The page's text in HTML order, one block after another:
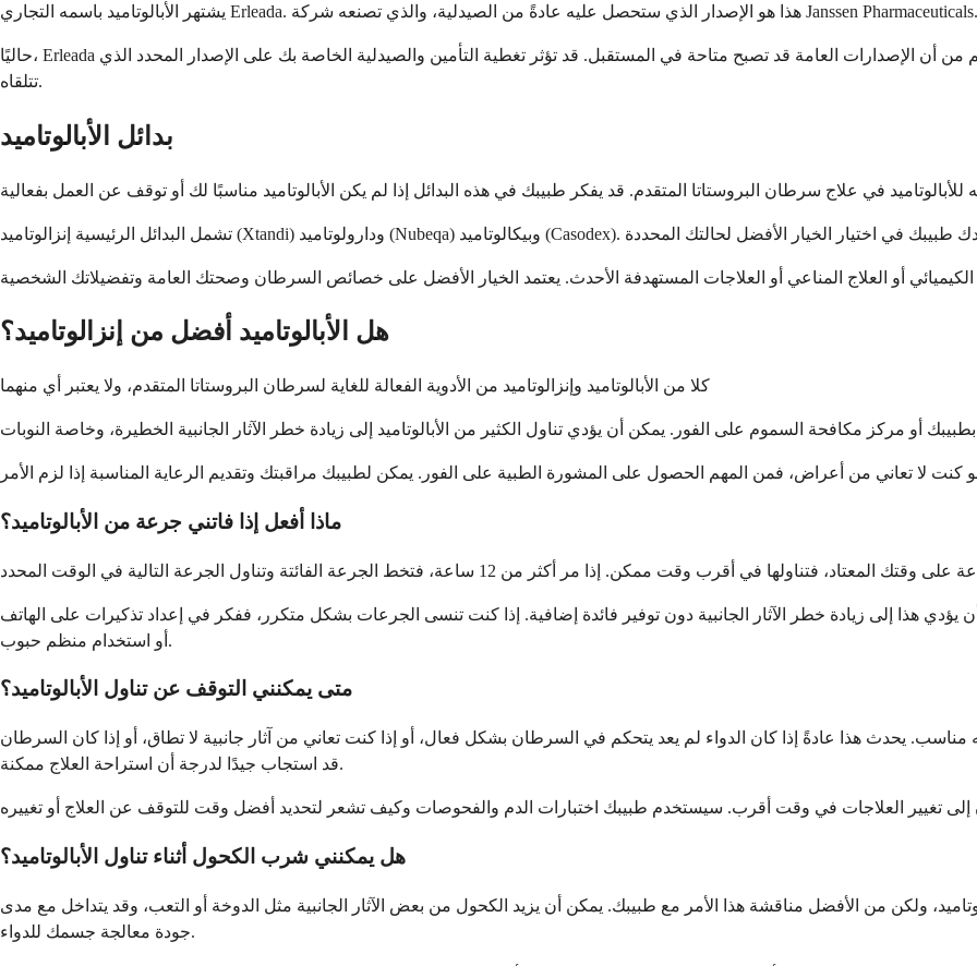
يشتهر الأبالوتاميد باسمه التجاري Erleada. هذا هو الإصدار الذي ستحصل عليه عادةً من الصيدلية، والذي تصنعه شركة Janssen Pharmaceuticals.
حاليًا، Erleada هو العلامة التجارية الأساسية المتوفرة في معظم البلدان، على الرغم من أن الإصدارات العامة قد تصبح متاحة في المستقبل. قد تؤثر تغطية التأمين والصيدلية الخاصة بك على الإصدار المحدد الذي
تتلقاه.
بدائل الأبالوتاميد
هل الأبالوتاميد أفضل من إنزالوتاميد؟
كلا من الأبالوتاميد وإنزالوتاميد من الأدوية الفعالة للغاية لسرطان البروستاتا المتقدم، ولا يعتبر أي منهما
ماذا أفعل إذا فاتني جرعة من الأبالوتاميد؟
يؤدي هذا إلى زيادة خطر الآثار الجانبية دون توفير فائدة إضافية. إذا كنت تنسى الجرعات بشكل متكرر، ففكر في إعداد تذكيرات على الهاتف
أو استخدام منظم حبوب.
متى يمكنني التوقف عن تناول الأبالوتاميد؟
يحدث هذا عادةً إذا كان الدواء لم يعد يتحكم في السرطان بشكل فعال، أو إذا كنت تعاني من آثار جانبية لا تطاق، أو إذا كان السرطان
قد استجاب جيدًا لدرجة أن استراحة العلاج ممكنة.
هل يمكنني شرب الكحول أثناء تناول الأبالوتاميد؟
ولكن من الأفضل مناقشة هذا الأمر مع طبيبك. يمكن أن يزيد الكحول من بعض الآثار الجانبية مثل الدوخة أو التعب، وقد يتداخل مع مدى
جودة معالجة جسمك للدواء.